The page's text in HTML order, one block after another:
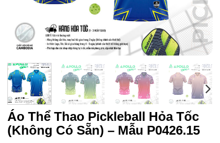
Áo Thể Thao Pickleball Hỏa Tốc
(Không Có Sẵn) – Mẫu P0426.15